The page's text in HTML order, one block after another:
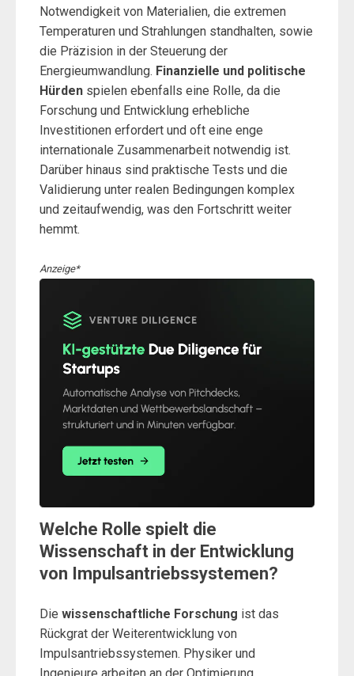
Notwendigkeit von Materialien, die extremen
Temperaturen und Strahlungen standhalten, sowie
die Präzision in der Steuerung der
Energieumwandlung. Finanzielle und politische
Hürden spielen ebenfalls eine Rolle, da die
Forschung und Entwicklung erhebliche
Investitionen erfordert und oft eine enge
internationale Zusammenarbeit notwendig ist.
Darüber hinaus sind praktische Tests und die
Validierung unter realen Bedingungen komplex
und zeitaufwendig, was den Fortschritt weiter
hemmt.
Anzeige*
Welche Rolle spielt die
Wissenschaft in der Entwicklung
von Impulsantriebssystemen?
Die wissenschaftliche Forschung ist das
Rückgrat der Weiterentwicklung von
Impulsantriebssystemen. Physiker und